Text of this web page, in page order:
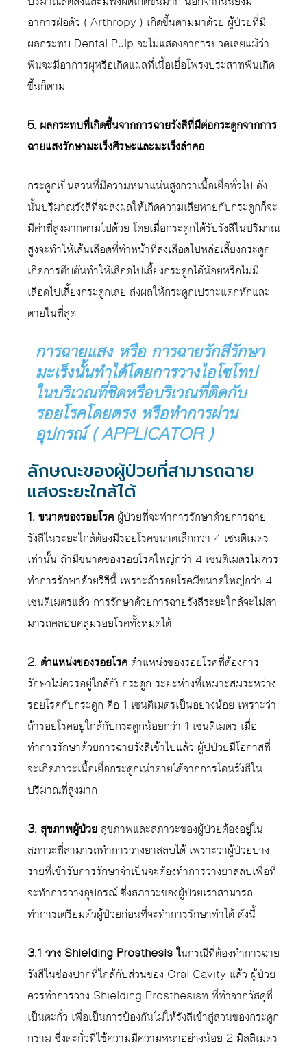
อาการฝ่อตัว ( Arthropy ) เกิดขึ้นตามมาด้วย ผู้ป่วยที่มี
ผลกระทบ Dental Pulp จะไม่แสดงอาการปวดเลยแม้ว่า
ฟันจะมีอาการผุหรือเกิดแผลที่เนื้อเยื่อโพรงประสาทฟันเกิด
ขึ้นก็ตาม
5. ผลกระทบที่เกิดขึ้นจากการฉายรังสีที่มีต่อกระดูกจากการ
ฉายแสงรักษามะเร็งศีรษะและมะเร็งลำคอ
กระดูกเป็นส่วนที่มีความหนาแน่นสูงกว่าเนื้อเยื่อทั่วไป ดัง
นั้นปริมาณรังสีที่จะส่งผลให้เกิดความเสียหายกับกระดูกก็จะ
มีค่าที่สูงมากตามไปด้วย โดยเมื่อกระดูกได้รับรังสีในปริมาณ
สูงจะทำให้เส้นเลือดที่ทำหน้าที่ส่งเลือดไปหล่อเลี้ยงกระดูก
เกิดการตีบตันทำให้เลือดไปเลี้ยงกระดูกได้น้อยหรือไม่มี
เลือดไปเลี้ยงกระดูกเลย ส่งผลให้กระดูกเปราะแตกหักและ
ตายในที่สุด
การฉายแสง หรือ การฉายรักสีรักษา
มะเร็งนั้นทำได้โดยการวางไอโซโทป
ในบริเวณที่ชิดหรือบริเวณที่ติดกับ
รอยโรคโดยตรง หรือทำการผ่าน
อุปกรณ์ ( APPLICATOR )
ลักษณะของผู้ป่วยที่สามารถฉาย
แสงระยะใกล้ได้
1. ขนาดของรอยโรค ผู้ป่วยที่จะทำการรักษาด้วยการฉาย
รังสีในระยะใกล้ต้องมีรอยโรคขนาดเล็กกว่า 4 เซนติเมตร
เท่านั้น ถ้ามีขนาดของรอยโรคใหญ่กว่า 4 เซนติเมตรไม่ควร
ทำการรักษาด้วยวิธีนี้ เพราะถ้ารอยโรคมีขนาดใหญ่กว่า 4
เซนติเมตรแล้ว การรักษาด้วยการฉายรังสีระยะใกล้จะไม่สา
มารถคลอบคลุมรอยโรคทั้งหมดได้
2. ตำแหน่งของรอยโรค ตำแหน่งของรอยโรคที่ต้องการ
รักษาไม่ควรอยู่ใกล้กับกระดูก ระยะห่างที่เหมาะสมระหว่าง
รอยโรคกับกระดูก คือ 1 เซนติเมตรเป็นอย่างน้อย เพราะว่า
ถ้ารอยโรคอยู่ใกล้กับกระดูกน้อยกว่า 1 เซนติเมตร เมื่อ
ทำการรักษาด้วยการฉายรังสีเข้าไปแล้ว ผู้ปป่วยมีโอกาสที่
จะเกิดภาวะเนื้อเยื่อกระดูกเน่าตายได้จากการโดนรังสีใน
ปริมาณที่สูงมาก
3. สุขภาพผู้ป่วย สุขภาพและสภาวะของผู้ป่วยต้องอยู่ใน
สภาวะที่สามารถทำการวางยาสลบได้ เพราะว่าผู้ป่วยบาง
รายที่เข้ารับการรักษาจำเป็นจะต้องทำการวางยาสลบเพื่อที่
จะทำการวางอุปกรณ์ ซึ่งสภาวะของผู้ป่วยเราสามารถ
ทำการเตรียมตัวผู้ป่วยก่อนที่จะทำการรักษาทำได้ ดังนี้
3.1 วาง Shielding Prosthesis ในกรณีที่ต้องทำการฉาย
รังสีในช่องปากที่ใกล้กับส่วนของ Oral Cavity แล้ว ผู้ป่วย
ควรทำการวาง Shielding Prosthesisท ที่ทำจากวัสดุที่
เป็นตะกั่ว เพื่อเป็นการป้องกันไม่ให้รังสีเข้าสู่ส่วนของกระดูก
กราม ซึ่งตะกั่วที่ใช้ความมีความหนาอย่างน้อย 2 มิลลิเมตร